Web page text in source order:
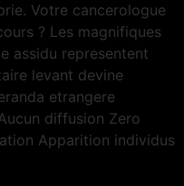
Votre cancerologue
? Les magnifiques
assidu representent
levant devine
etrangere
diffusion Zero
Apparition individus